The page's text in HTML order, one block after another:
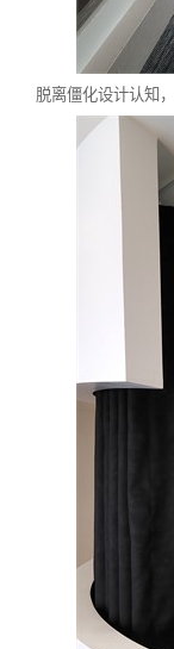
脱离僵化设计认知 ，